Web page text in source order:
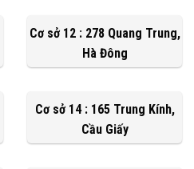
Cơ sở 12 : 278 Quang Trung,
Hà Đông
Cơ sở 14 : 165 Trung Kính,
Cầu Giấy